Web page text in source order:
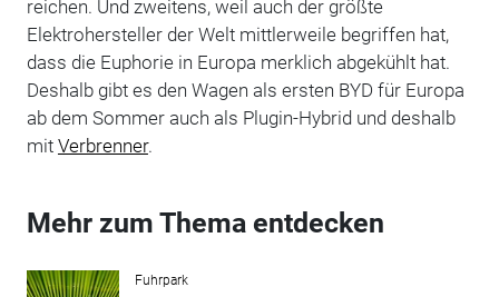
reichen. Und zweitens, weil auch der größte
Elektrohersteller der Welt mittlerweile begriffen hat,
dass die Euphorie in Europa merklich abgekühlt hat.
Deshalb gibt es den Wagen als ersten BYD für Europa
ab dem Sommer auch als Plugin-Hybrid und deshalb
mit Verbrenner.
Mehr zum Thema entdecken
Fuhrpark